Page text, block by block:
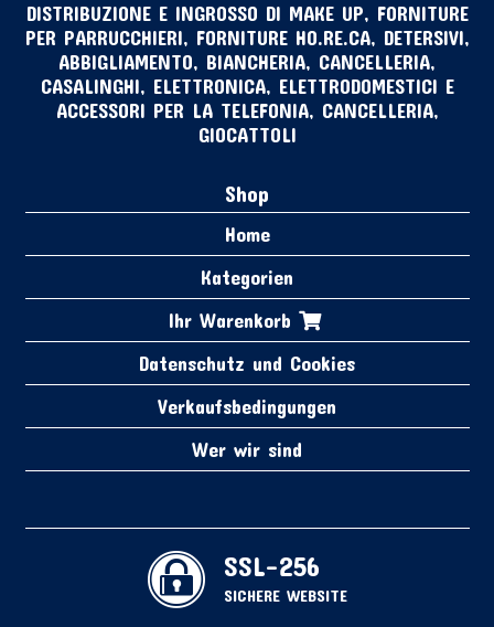
DISTRIBUZIONE E INGROSSO DI MAKE UP, FORNITURE
PER PARRUCCHIERI, FORNITURE HO.RE.CA, DETERSIVI,
ABBIGLIAMENTO, BIANCHERIA, CANCELLERIA,
CASALINGHI, ELETTRONICA, ELETTRODOMESTICI E
ACCESSORI PER LA TELEFONIA, CANCELLERIA,
GIOCATTOLI
Shop
Home
Kategorien
Ihr Warenkorb
Datenschutz und Cookies
Verkaufsbedingungen
Wer wir sind
SSL-256
SICHERE WEBSITE